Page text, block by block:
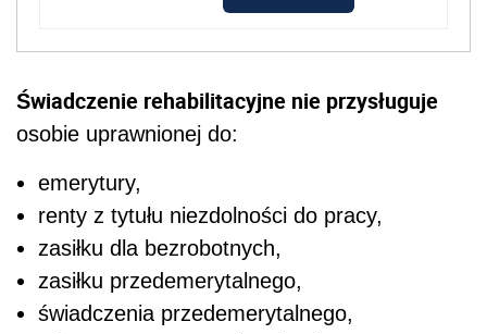
Świadczenie rehabilitacyjne nie przysługuje
osobie uprawnionej do:
emerytury,
renty z tytułu niezdolności do pracy,
zasiłku dla bezrobotnych,
zasiłku przedemerytalnego,
świadczenia przedemerytalnego,